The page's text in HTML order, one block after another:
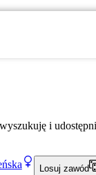
i
Losuj zawód